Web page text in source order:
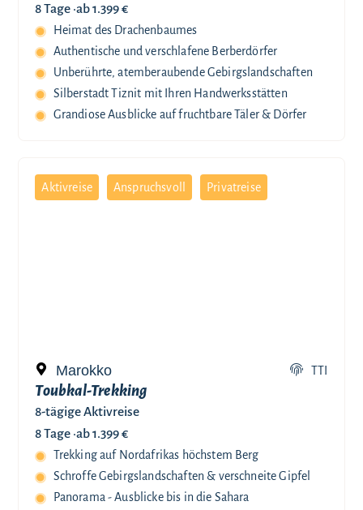
8 Tage ·ab 1.399 €
Heimat des Drachenbaumes
Authentische und verschlafene Berberdörfer
Unberührte, atemberaubende Gebirgslandschaften
Silberstadt Tiznit mit Ihren Handwerksstätten
Grandiose Ausblicke auf fruchtbare Täler & Dörfer
Aktivreise Anspruchsvoll Privatreise
Marokko TTI
Toubkal-Trekking
8-tägige Aktivreise
8 Tage ·ab 1.399 €
Trekking auf Nordafrikas höchstem Berg
Schroffe Gebirgslandschaften & verschneite Gipfel
Panorama - Ausblicke bis in die Sahara